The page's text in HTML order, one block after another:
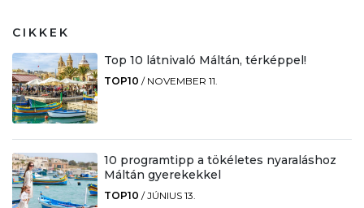
CIKKEK
Top 10 látnivaló Máltán, térképpel!
TOP10 / NOVEMBER 11.
10 programtipp a tökéletes nyaraláshoz
Máltán gyerekekkel
TOP10 /JÚNIUS 13.